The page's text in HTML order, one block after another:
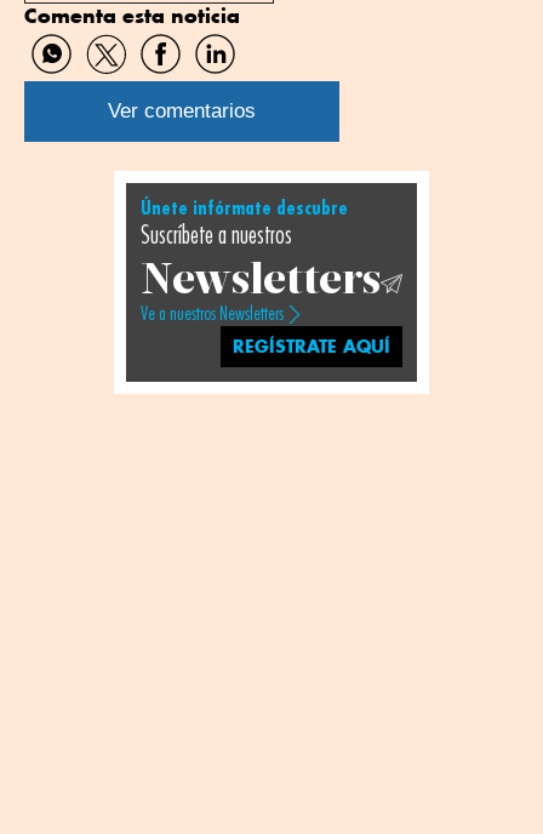
Comenta esta noticia
Compartir
por
WhatsApp
Compartir
por
Twitter
Compartir
por
Facebook
Compartir
por
Linkedin
Ver comentarios
Únete infórmate descubre
Suscríbete a nuestros
Newsletters
Ve a nuestros Newsletters
REGÍSTRATE AQUÍ